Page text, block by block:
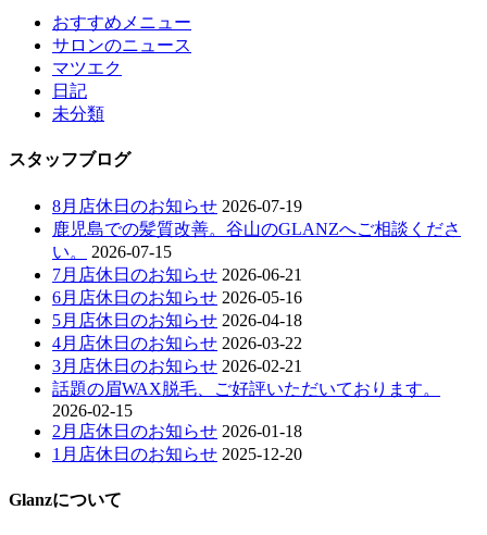
おすすめメニュー
サロンのニュース
マツエク
日記
未分類
スタッフブログ
8月店休日のお知らせ 2026-07-19
鹿児島での髪質改善。谷山のGLANZへご相談くださ
い。
2026-07-15
7月店休日のお知らせ 2026-06-21
6月店休日のお知らせ 2026-05-16
5月店休日のお知らせ 2026-04-18
4月店休日のお知らせ 2026-03-22
3月店休日のお知らせ 2026-02-21
話題の眉WAX脱毛、ご好評いただいております。
2026-02-15
2月店休日のお知らせ 2026-01-18
1月店休日のお知らせ 2025-12-20
Glanzについて